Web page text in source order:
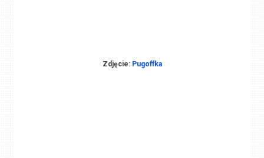
Zdjęcie: Pugoffka